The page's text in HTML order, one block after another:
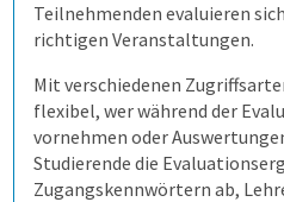
Onlineprüfungen
Demoversion
Fortgeschritten
ILIAS
Panelbefragung
Wahlen
Weitere
Hybrid befragen
Qualität der
Freitextantworten
Daten detailliert
Zusammenhänge
Daten
Lösung
QuestorPro
Demoversion
Schulungen
Einstieg
Extras
Teilnehmenden evaluieren
richtigen Veranstaltungen.
Mit verschiedenen
flexibel, wer während der
vornehmen oder
Studierende die
Zugangskennwörtern ab,